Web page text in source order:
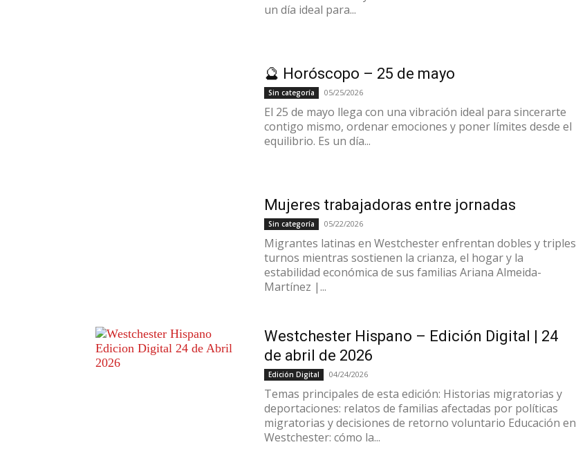
un día ideal para...
🔮 Horóscopo – 25 de mayo
Sin categoría 05/25/2026
El 25 de mayo llega con una vibración ideal para sincerarte
contigo mismo, ordenar emociones y poner límites desde el
equilibrio. Es un día...
Mujeres trabajadoras entre jornadas
Sin categoría 05/22/2026
Migrantes latinas en Westchester enfrentan dobles y triples
turnos mientras sostienen la crianza, el hogar y la
estabilidad económica de sus familias Ariana Almeida-
Martínez |...
Westchester Hispano – Edición Digital | 24
de abril de 2026
Edición Digital 04/24/2026
Temas principales de esta edición: Historias migratorias y
deportaciones: relatos de familias afectadas por políticas
migratorias y decisiones de retorno voluntario Educación en
Westchester: cómo la...